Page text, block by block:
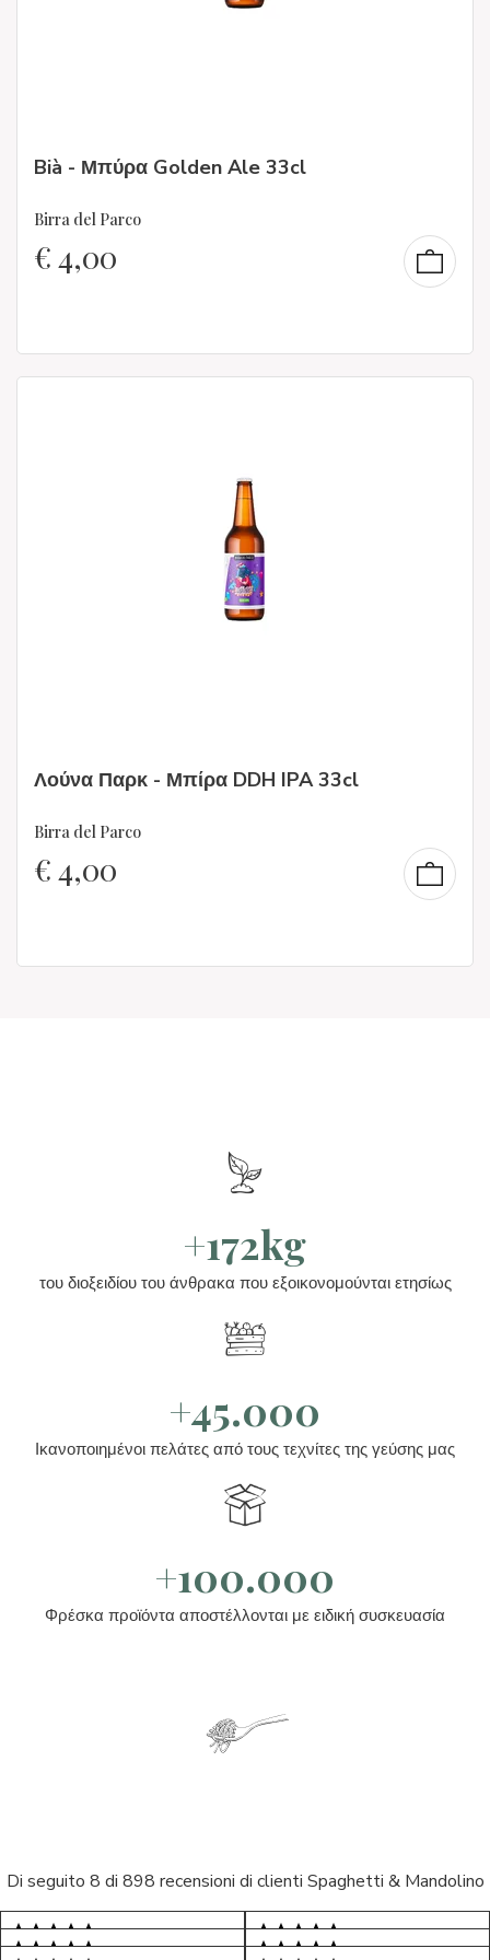
Bià - Μπύρα Golden Ale 33cl
Birra del Parco
€4,00
Λούνα Παρκ - Μπίρα DDH IPA 33cl
Birra del Parco
€4,00
+172kg
του διοξειδίου του άνθρακα που εξοικονομούνται ετησίως
+45.000
Ικανοποιημένοι πελάτες από τους τεχνίτες της γεύσης μας
+100.000
Φρέσκα προϊόντα αποστέλλονται με ειδική συσκευασία
Di seguito 8 di 898 recensioni di clienti Spaghetti & Mandolino
M*
AR
D*